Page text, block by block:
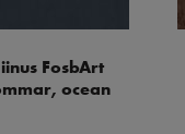
FosbArt
ocean